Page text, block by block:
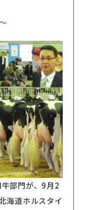
部門が、9月2
海道ホルスタイ